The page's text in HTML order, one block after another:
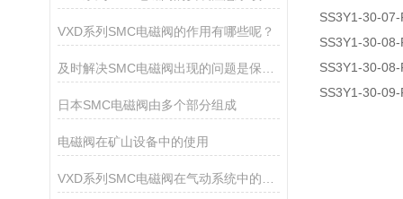
VXD系列SMC电磁阀的作用有哪些呢？
日本SMC电磁阀由多个部分组成
电磁阀在矿山设备中的使用
SS3Y1-30-
SS3Y1-30-08-
SS3Y1-30-
SS3Y1-30-09-